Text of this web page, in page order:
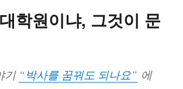
학원이냐, 그것이 문
기 “박사를 꿈꿔도 되나요” 에